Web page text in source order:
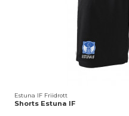
Estuna IF Friidrott
Shorts Estuna IF